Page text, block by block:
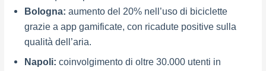
Bologna: aumento del 20% nell’uso di biciclette
grazie a app gamificate, con ricadute positive sulla
qualità dell’aria.
Napoli: coinvolgimento di oltre 30.000 utenti in